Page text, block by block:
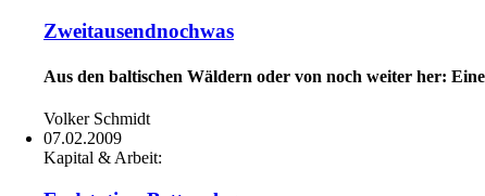
Zweitausendnochwas
Aus den baltischen Wäldern oder von noch weiter her:
Volker Schmidt
07.02.2009
Kapital & Arbeit: